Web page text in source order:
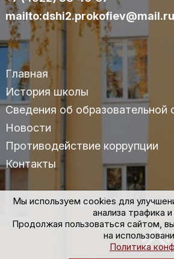
Мы используем cookies для
анализа трафика
Продолжая пользоваться сайтом,
на
Политика
mailto:dshi2.prokofiev@mail.ru
Главная
История школы
Сведения об образовательной
Новости
Противодействие коррупции
Контакты
© 2025 МАУДО «ДШИ №2»
Политика конфиденциальности